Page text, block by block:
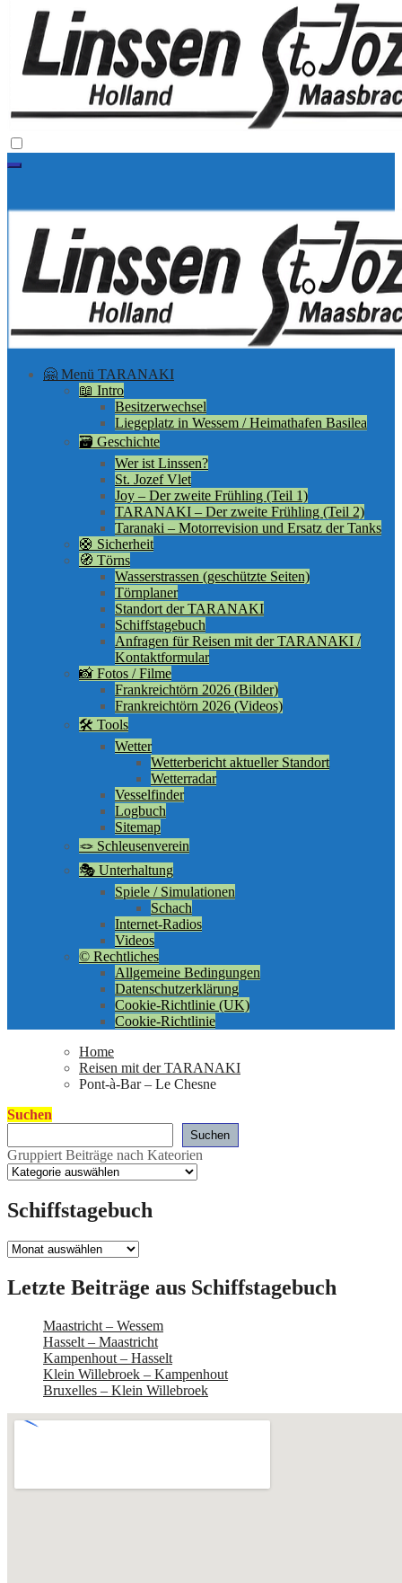
🤗 Menü TARANAKI
📖 Intro
Besitzerwechsel
Liegeplatz in Wessem / Heimathafen Basilea
🗃️ Geschichte
Wer ist Linssen?
St. Jozef Vlet
Joy – Der zweite Frühling (Teil 1)
TARANAKI – Der zweite Frühling (Teil 2)
Taranaki – Motorrevision und Ersatz der Tanks
🛟 Sicherheit
🧭 Törns
Wasserstrassen (geschützte Seiten)
Törnplaner
Standort der TARANAKI
Schiffstagebuch
Anfragen für Reisen mit der TARANAKI /
Kontaktformular
📸 Fotos / Filme
Frankreichtörn 2026 (Bilder)
Frankreichtörn 2026 (Videos)
🛠️ Tools
Wetter
Wetterbericht aktueller Standort
Wetterradar
Vesselfinder
Logbuch
Sitemap
🪢 Schleusenverein
🎭 Unterhaltung
Spiele / Simulationen
Schach
Internet-Radios
Videos
©️ Rechtliches
Allgemeine Bedingungen
Datenschutzerklärung
Cookie-Richtlinie (UK)
Cookie-Richtlinie
Home
Reisen mit der TARANAKI
Pont-à-Bar – Le Chesne
Suchen
Suchen
Gruppiert Beiträge nach Kateorien
Schiffstagebuch
Schiffstagebuch
Letzte Beiträge aus Schiffstagebuch
Maastricht – Wessem
Hasselt – Maastricht
Kampenhout – Hasselt
Klein Willebroek – Kampenhout
Bruxelles – Klein Willebroek